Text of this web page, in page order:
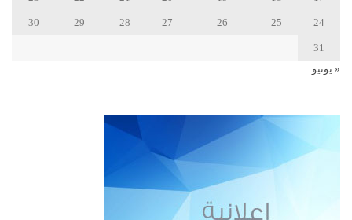
24
25
26
27
28
29
30
31
« يونيو